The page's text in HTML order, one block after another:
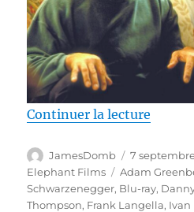
Continuer la lecture
Auteur
JamesDomb
Publié
le
7
Elephant Films
Étiquettes
Adam
Schwarzenegger, Blu-ray,
Thompson, Frank Langella, Ivan